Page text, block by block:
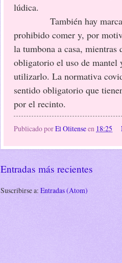
lúdica.
También hay
prohibido comer y, por
la tumbona a casa, mientras
obligatorio el uso de mantel
utilizarlo. La normativa
sentido obligatorio que
por el recinto.
Publicado porEl Olitenseen 18:25
Entradas más recientes
Suscribirse a: Entradas (Atom)